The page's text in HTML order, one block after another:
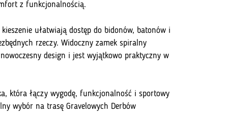
z funkcjonalnością.
ułatwiają dostęp do bidonów, batonów i
rzeczy. Widoczny zamek spiralny
design i jest wyjątkowo praktyczny w
która łączy wygodę, funkcjonalność i sportowy
wybór na trasę Gravelowych Derbów